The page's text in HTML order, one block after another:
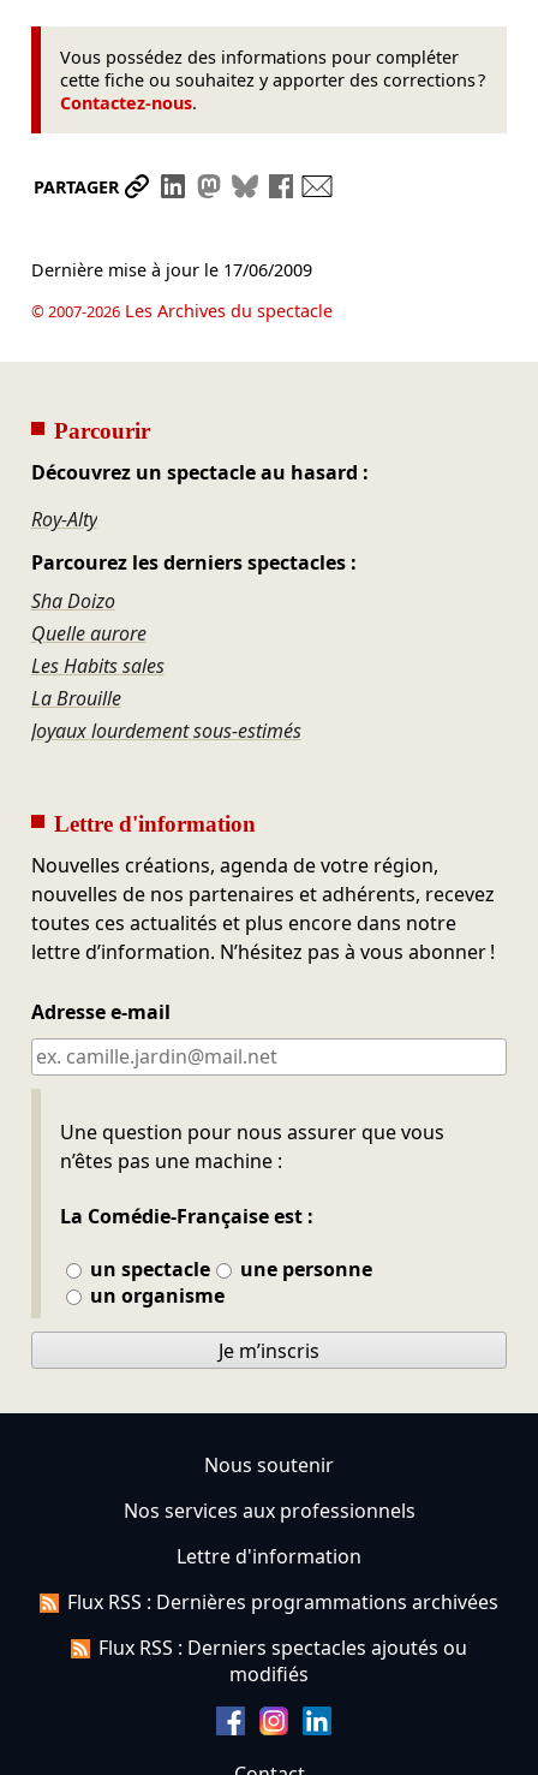
Vous possédez des informations pour compléter
cette fiche ou souhaitez y apporter des corrections ?
Contactez-nous.
PARTAGER Partager le lien
Partager sur LinkedIn
Partager sur Mastodon
Partager sur Bluesky
Partager sur Facebook
Dernière mise à jour le 17/06/2009
© 2007-2026Les Archives du spectacle
Parcourir
Découvrez un spectacle au hasard :
Roy-Alty
Parcourez les derniers spectacles :
Sha Doizo
Quelle aurore
Les Habits sales
La Brouille
Joyaux lourdement sous-estimés
Lettre d'information
Nouvelles créations, agenda de votre région,
nouvelles de nos partenaires et adhérents, recevez
toutes ces actualités et plus encore dans notre
lettre d’information. N’hésitez pas à vous abonner !
Adresse e-mail
Une question pour nous assurer que vous
n’êtes pas une machine :
La Comédie-Française est :
un spectacle
une personne
un organisme
Ne pas remplir
Je m’inscris
Nous soutenir
Nos services aux professionnels
Lettre d'information
Flux RSS : Dernières programmations archivées
Flux RSS : Derniers spectacles ajoutés ou
modifiés